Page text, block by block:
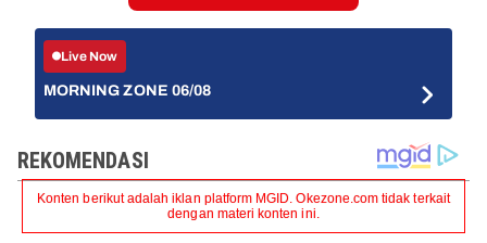
Live Now
MORNING ZONE 06/08